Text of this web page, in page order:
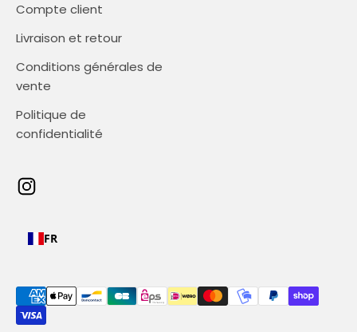
Compte client
Livraison et retour
Conditions générales de
vente
Politique de
confidentialité
FR